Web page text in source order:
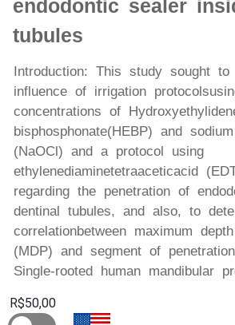
endodontic sealer
tubules
Introduction: This study sought to
influence of irrigation protocols
concentrations of
bisphosphonate(HEBP) and
(NaOCl) and a protocol using
ethylenediaminetetraaceticacid
regarding the penetration of
dentinal tubules, and also, to
correlationbetween maximum
(MDP) and segment of
Single-rooted human mandibular
R$50,00